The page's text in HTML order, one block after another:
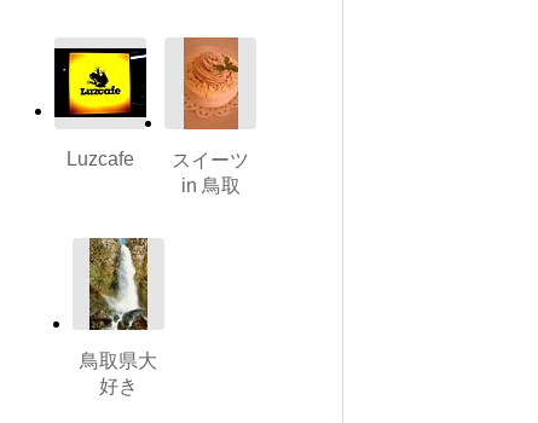
Luzcafe
スイーツ
in 鳥取
鳥取県大
好き